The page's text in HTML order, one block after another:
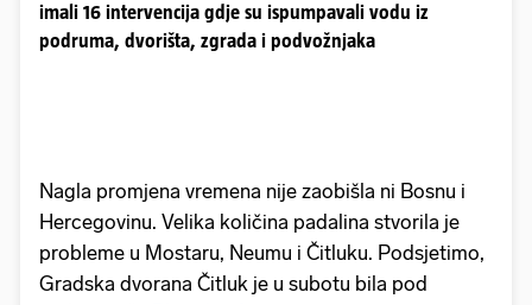
imali 16 intervencija gdje su ispumpavali vodu iz
podruma, dvorišta, zgrada i podvožnjaka
Nagla promjena vremena nije zaobišla ni Bosnu i
Hercegovinu. Velika količina padalina stvorila je
probleme u Mostaru, Neumu i Čitluku. Podsjetimo,
Gradska dvorana Čitluk je u subotu bila pod